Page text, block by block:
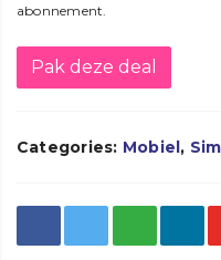
abonnement.
Pak deze deal
Categories: Mobiel,